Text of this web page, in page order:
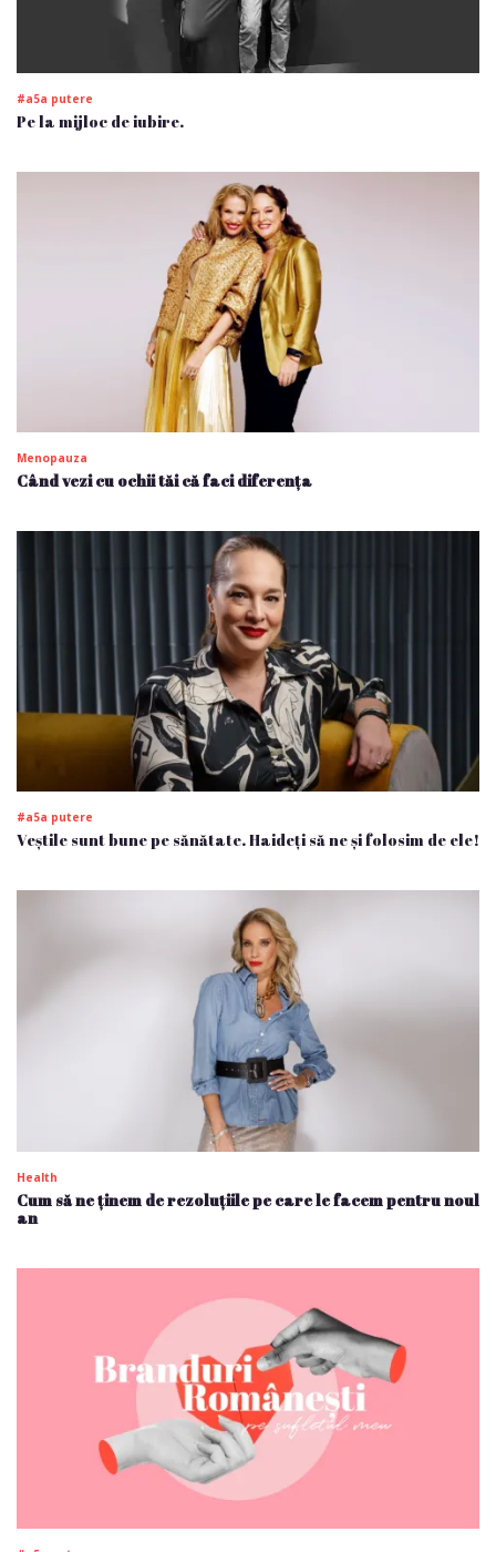
#a5a putere
Pe la mijloc de iubire.
Menopauza
Când vezi cu ochii tăi că faci diferența
#a5a putere
Veștile sunt bune pe sănătate. Haideți să ne și folosim de ele!
Health
Cum să ne ținem de rezoluțiile pe care le facem pentru noul
an